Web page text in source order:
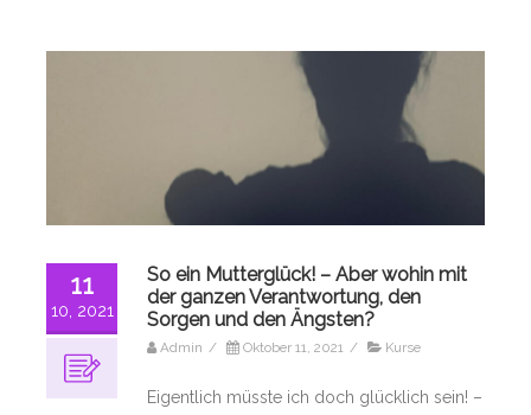
11
10, 2021
So ein Mutterglück! – Aber wohin mit
der ganzen Verantwortung, den
Sorgen und den Ängsten?
Admin / Oktober 11, 2021 / Kurse
Eigentlich müsste ich doch glücklich sein! –